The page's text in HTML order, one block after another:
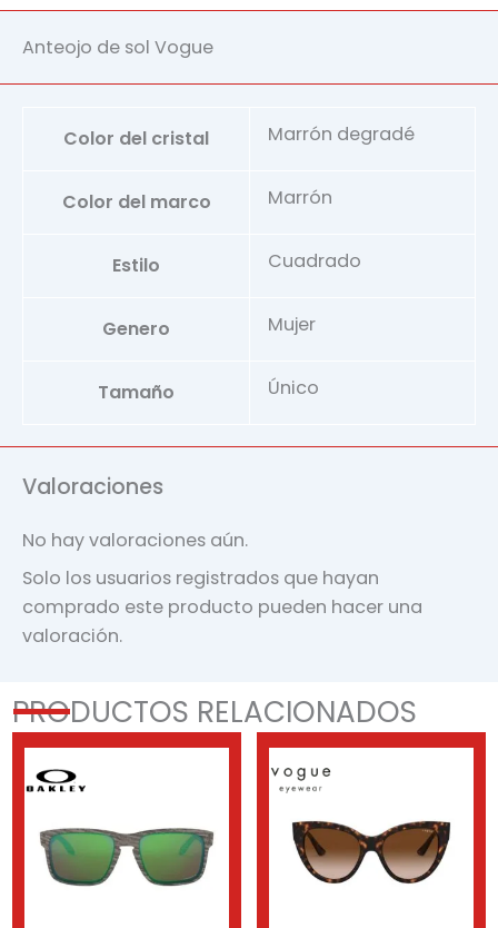
Anteojo de sol Vogue
Color del cristal Marrón degradé
Color del marco Marrón
Estilo Cuadrado
Genero Mujer
Tamaño Único
Valoraciones
No hay valoraciones aún.
Solo los usuarios registrados que hayan
comprado este producto pueden hacer una
valoración.
PRODUCTOS RELACIONADOS